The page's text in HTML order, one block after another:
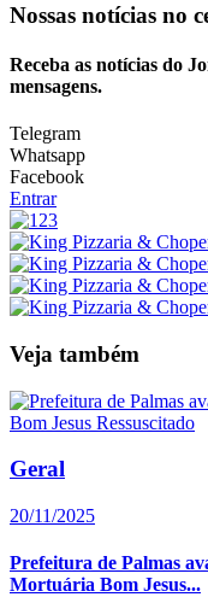
Nossas notícias no
Receba as notícias do
mensagens.
Telegram
Whatsapp
Facebook
Entrar
Veja também
Geral
20/11/2025
Prefeitura de Palmas
Mortuária Bom Jesus...